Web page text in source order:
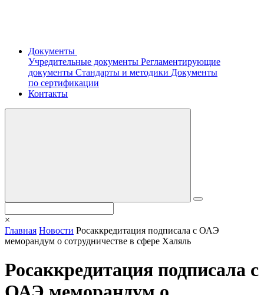
Документы
Учредительные документы Регламентирующие
документы Стандарты и методики Документы
по сертификации
Контакты
×
Главная Новости Росаккредитация подписала с ОАЭ
меморандум о сотрудничестве в сфере Халяль
Росаккредитация подписала с